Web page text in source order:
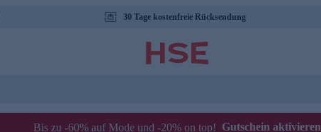
30 Tage kostenfreie Rücksendung
Bis zu -60% auf Mode und -20% on top! Gutschein aktivieren